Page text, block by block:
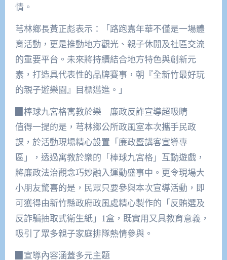
情。
芎林鄉長黃正彪表示：「路跑嘉年華不僅是一場體
育活動，更是推動地方觀光、親子休閒及社區交流
的重要平台。未來將持續結合地方特色與創新元
素，打造具代表性的品牌賽事，朝『全新竹最好玩
的親子遊樂園』目標邁進。」
▉棒球九宮格寓教於樂 廉政反詐宣導超吸睛
值得一提的是，芎林鄉公所政風室本次攜手民政
課，於活動現場精心設置「廉政暨講客宣導專
區」，透過寓教於樂的「棒球九宮格」互動遊戲，
將廉政法治觀念巧妙融入運動盛事中。更令現場大
小朋友驚喜的是，民眾只要參與本次宣導活動，即
可獲得由新竹縣政府政風處精心製作的「反賄選及
反詐騙抽取式衛生紙」1盒，既實用又具教育意義，
吸引了眾多親子家庭排隊熱情參與。
▉宣導內容涵蓋多元主題